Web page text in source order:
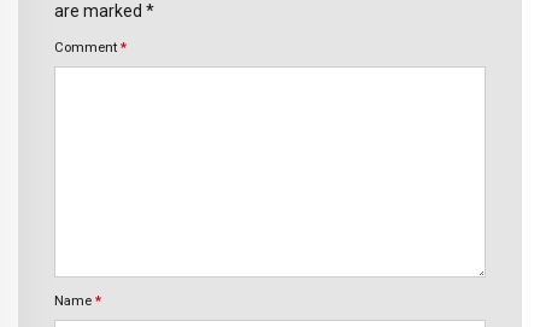
are marked *
Comment *
Name *